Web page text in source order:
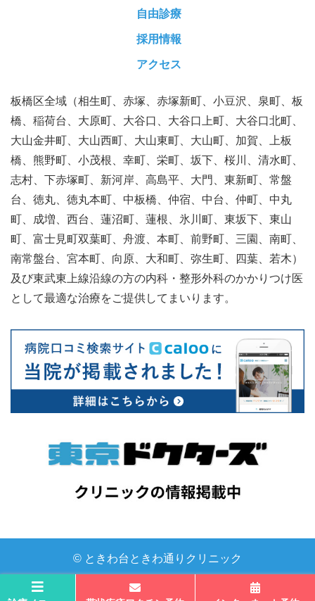
自由診療
採用情報
アクセス
板橋区全域（相生町、赤塚、赤塚新町、小豆沢、泉町、板
橋、稲荷台、大原町、大谷口、大谷口上町、大谷口北町、
大山金井町、大山西町、大山東町、大山町、加賀、上板
橋、熊野町、小茂根、幸町、栄町、坂下、桜川、清水町、
志村、下赤塚町、新河岸、高島平、大門、東新町、常盤
台、徳丸、徳丸本町、中板橋、仲宿、中台、仲町、中丸
町、成増、西台、蓮沼町、蓮根、氷川町、東坂下、東山
町、富士見町双葉町、舟渡、本町、前野町、三園、南町、
南常盤台、宮本町、向原、大和町、弥生町、四葉、若木）
及び東武東上線沿線の方の内科・整形外科のかかりつけ医
として最適な治療をご提供してまいります。
© ときわ台ときわ通りクリニック